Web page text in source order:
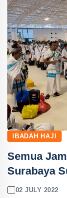
IBADAH HAJI
Semua
Surabaya
02 JULY 2022